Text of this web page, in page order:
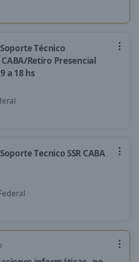
Técnico
Retiro Presencial
a 18 hs
Tecnico SSR CABA